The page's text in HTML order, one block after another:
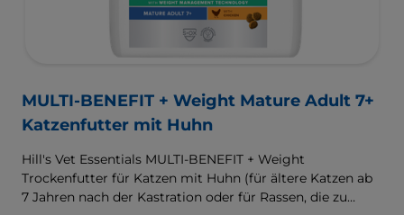
MULTI-BENEFIT + Weight Mature Adult 7+
Katzenfutter mit Huhn
Hill's Vet Essentials MULTI-BENEFIT + Weight
Trockenfutter für Katzen mit Huhn (für ältere Katzen ab
7 Jahren nach der Kastration oder für Rassen, die zu